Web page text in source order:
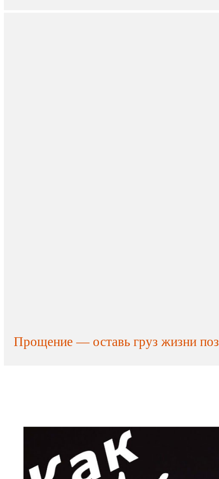
Прощение — оставь груз жизни